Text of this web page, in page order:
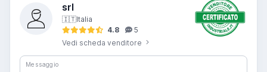
srl
🇮🇹Italia
4.8
5
Vedi scheda venditore
Messaggio